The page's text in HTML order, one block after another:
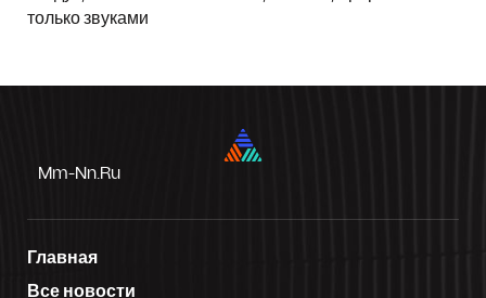
только звуками
Mm-Nn.ru
Главная
Все новости